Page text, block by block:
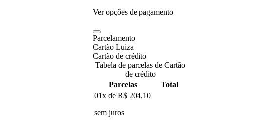
Ver opções de pagamento
Parcelamento
Cartão Luiza
Cartão de crédito
Tabela de parcelas de Cartão
de crédito
Parcelas
Total
01x de R$ 204,10
sem juros